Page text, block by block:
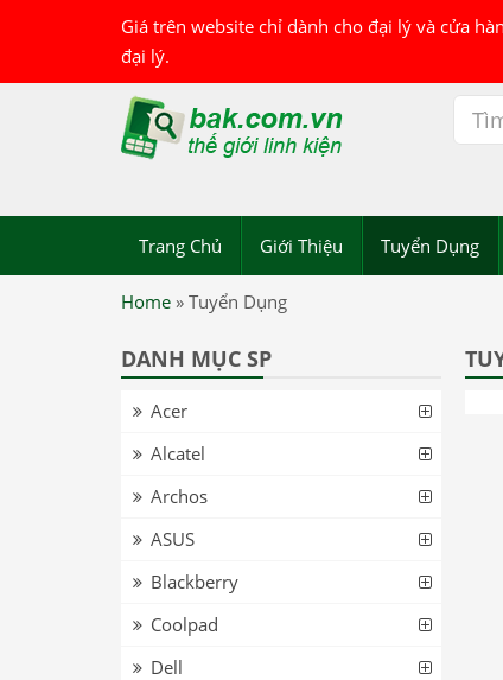
Giá trên website chỉ dành cho đại lý và cửa
đại lý.
Trang Chủ Giới Thiệu Tuyển Dụng
Home » Tuyển Dụng
DANH MỤC SP
Acer
Alcatel
Archos
ASUS
Blackberry
Coolpad
Dell